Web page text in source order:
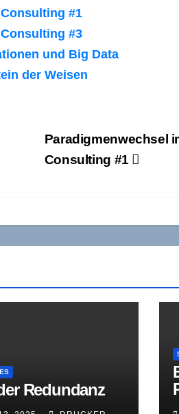
#1
#3
und Big Data
der Weisen
Paradigmenwechsel
Consulting #1
Redundanz